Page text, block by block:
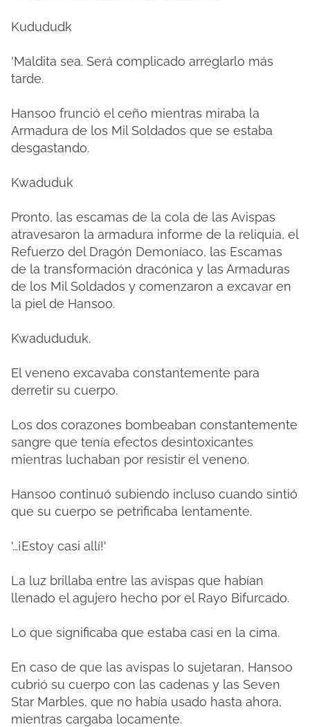
Kudududk
'Maldita sea. Será complicado arreglarlo más
tarde.
Hansoo frunció el ceño mientras miraba la
Armadura de los Mil Soldados que se estaba
desgastando.
Kwaduduk
Pronto, las escamas de la cola de las Avispas
atravesaron la armadura informe de la reliquia, el
Refuerzo del Dragón Demoníaco, las Escamas
de la transformación dracónica y las Armaduras
de los Mil Soldados y comenzaron a excavar en
la piel de Hansoo.
Kwadududuk.
El veneno excavaba constantemente para
derretir su cuerpo.
Los dos corazones bombeaban constantemente
sangre que tenía efectos desintoxicantes
mientras luchaban por resistir el veneno.
Hansoo continuó subiendo incluso cuando sintió
que su cuerpo se petrificaba lentamente.
'…¡Estoy casi allí!'
La luz brillaba entre las avispas que habían
llenado el agujero hecho por el Rayo Bifurcado.
Lo que significaba que estaba casi en la cima.
En caso de que las avispas lo sujetaran, Hansoo
cubrió su cuerpo con las cadenas y las Seven
Star Marbles, que no había usado hasta ahora,
mientras cargaba locamente.